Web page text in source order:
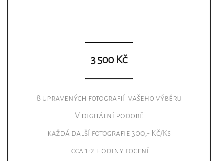
3 500 Kč
8 upravených fotografií vašeho výběru
V digitální podobě
každá další fotografie 300,- Kč/Ks
cca 1-2 hodiny focení